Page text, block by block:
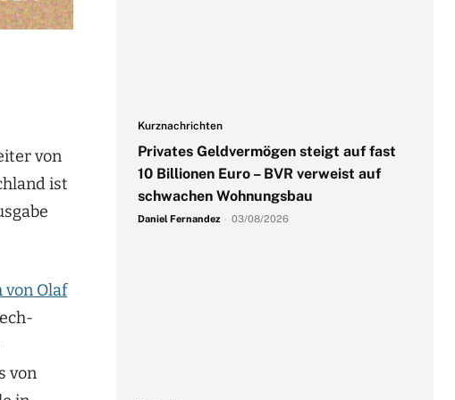
von
ist
Olaf
von
Kurznachrichten
Privates Geldvermögen steigt auf fast
10 Billionen Euro – BVR verweist auf
schwachen Wohnungsbau
Daniel Fernandez 03/08/2026